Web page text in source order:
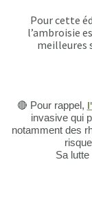
Pour cette
l’ambroisie
meilleures
🔴 Pour rappel,
invasive qui
notamment des
Sa